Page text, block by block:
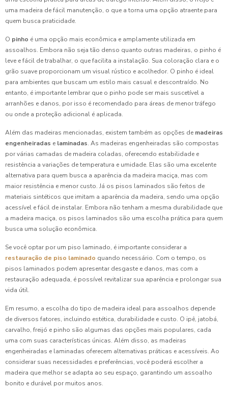
uma madeira de fácil manutenção, o que a torna uma opção atraente para
quem busca praticidade.
O pinho é uma opção mais econômica e amplamente utilizada em
assoalhos. Embora não seja tão denso quanto outras madeiras, o pinho é
leve e fácil de trabalhar, o que facilita a instalação. Sua coloração clara e o
grão suave proporcionam um visual rústico e acolhedor. O pinho é ideal
para ambientes que buscam um estilo mais casual e descontraído. No
entanto, é importante lembrar que o pinho pode ser mais suscetível a
arranhões e danos, por isso é recomendado para áreas de menor tráfego
ou onde a proteção adicional é aplicada.
Além das madeiras mencionadas, existem também as opções de madeiras
engenheiradas e laminadas. As madeiras engenheiradas são compostas
por várias camadas de madeira coladas, oferecendo estabilidade e
resistência a variações de temperatura e umidade. Elas são uma excelente
alternativa para quem busca a aparência da madeira maciça, mas com
maior resistência e menor custo. Já os pisos laminados são feitos de
materiais sintéticos que imitam a aparência da madeira, sendo uma opção
acessível e fácil de instalar. Embora não tenham a mesma durabilidade que
a madeira maciça, os pisos laminados são uma escolha prática para quem
busca uma solução econômica.
Se você optar por um piso laminado, é importante considerar a
restauração de piso laminado quando necessário. Com o tempo, os
pisos laminados podem apresentar desgaste e danos, mas com a
restauração adequada, é possível revitalizar sua aparência e prolongar sua
vida útil.
Em resumo, a escolha do tipo de madeira ideal para assoalhos depende
de diversos fatores, incluindo estética, durabilidade e custo. O ipê, jatobá,
carvalho, freijó e pinho são algumas das opções mais populares, cada
uma com suas características únicas. Além disso, as madeiras
engenheiradas e laminadas oferecem alternativas práticas e acessíveis. Ao
considerar suas necessidades e preferências, você poderá escolher a
madeira que melhor se adapta ao seu espaço, garantindo um assoalho
bonito e durável por muitos anos.